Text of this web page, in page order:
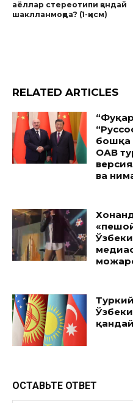
аёллар стереотипи қандай
шаклланмоқда? (1-қисм)
RELATED ARTICLES
бошқа
ОАВ
ва
ОСТАВЬТЕ ОТВЕТ